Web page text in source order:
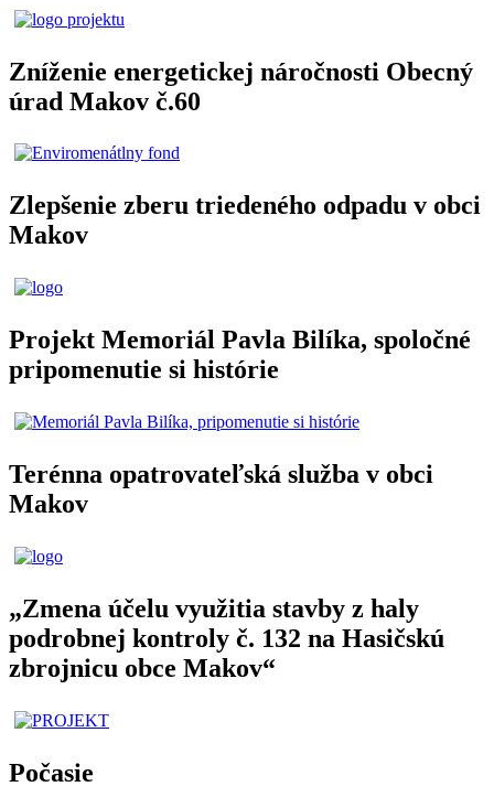
Zníženie energetickej náročnosti Obecný
úrad Makov č.60
Zlepšenie zberu triedeného odpadu v obci
Makov
Projekt Memoriál Pavla Bilíka, spoločné
pripomenutie si histórie
Terénna opatrovateľská služba v obci
Makov
„Zmena účelu využitia stavby z haly
podrobnej kontroly č. 132 na Hasičskú
zbrojnicu obce Makov“
Počasie